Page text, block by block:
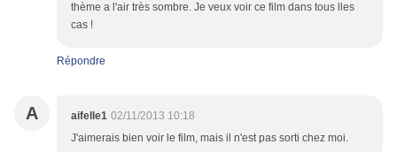
thème a l'air très sombre. Je veux voir ce film dans tous lles
cas !
Répondre
A aifelle1 02/11/2013 10:18
J'aimerais bien voir le film, mais il n'est pas sorti chez moi.